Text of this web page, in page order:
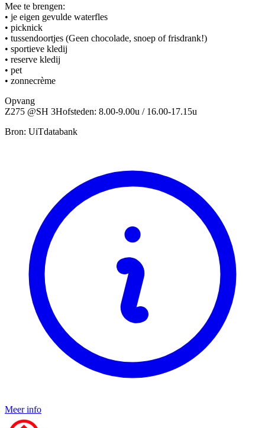
Mee te brengen:
• je eigen gevulde waterfles
• picknick
• tussendoortjes (Geen chocolade, snoep of frisdrank!)
• sportieve kledij
• reserve kledij
• pet
• zonnecrème
Opvang
Z275 @SH 3Hofsteden: 8.00-9.00u / 16.00-17.15u
Bron: UiTdatabank
Meer info